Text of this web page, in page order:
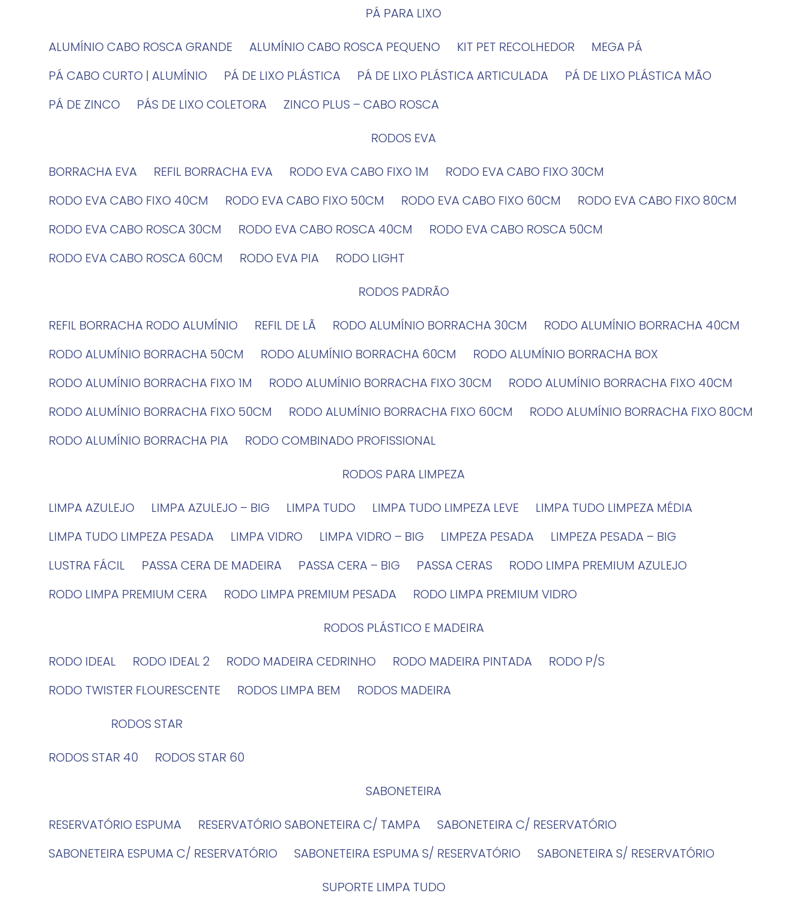
PÁ PARA LIXO
ALUMÍNIO CABO ROSCA GRANDE
ALUMÍNIO CABO ROSCA PEQUENO KIT PET RECOLHEDOR
MEGA PÁ
PÁ CABO CURTO | ALUMÍNIO
PÁ DE LIXO PLÁSTICA PÁ DE LIXO PLÁSTICA ARTICULADA
PÁ DE LIXO PLÁSTICA MÃO
PÁ DE ZINCO
PÁS DE LIXO COLETORA
ZINCO PLUS – CABO ROSCA
RODOS EVA
BORRACHA EVA
REFIL BORRACHA EVA RODO EVA CABO FIXO 1M
RODO EVA CABO FIXO 30CM
RODO EVA CABO FIXO 40CM
RODO EVA CABO FIXO 50CM RODO EVA CABO FIXO 60CM
RODO EVA CABO FIXO 80CM
RODO EVA CABO ROSCA 30CM
RODO EVA CABO ROSCA 40CM
RODO EVA CABO ROSCA 50CM
RODO EVA CABO ROSCA 60CM
RODO EVA PIA
RODO LIGHT
RODOS PADRÃO
REFIL BORRACHA RODO ALUMÍNIO
REFIL DE LÃ RODO ALUMÍNIO BORRACHA 30CM
RODO ALUMÍNIO BORRACHA 40CM
RODO ALUMÍNIO BORRACHA 50CM
RODO ALUMÍNIO BORRACHA 60CM
RODO ALUMÍNIO BORRACHA BOX
RODO ALUMÍNIO BORRACHA FIXO 1M
RODO ALUMÍNIO BORRACHA FIXO 30CM
RODO ALUMÍNIO BORRACHA FIXO 40CM
RODO ALUMÍNIO BORRACHA FIXO 50CM
RODO ALUMÍNIO BORRACHA FIXO 60CM
RODO ALUMÍNIO BORRACHA FIXO 80CM
RODO ALUMÍNIO BORRACHA PIA
RODO COMBINADO PROFISSIONAL
RODOS PARA LIMPEZA
LIMPA AZULEJO
LIMPA AZULEJO – BIG LIMPA TUDO LIMPA TUDO LIMPEZA LEVE
LIMPA TUDO LIMPEZA MÉDIA
LIMPA TUDO LIMPEZA PESADA
LIMPA VIDRO LIMPA VIDRO – BIG LIMPEZA PESADA
LIMPEZA PESADA – BIG
LUSTRA FÁCIL
PASSA CERA DE MADEIRA PASSA CERA – BIG PASSA CERAS
RODO LIMPA PREMIUM AZULEJO
RODO LIMPA PREMIUM CERA
RODO LIMPA PREMIUM PESADA
RODO LIMPA PREMIUM VIDRO
RODOS PLÁSTICO E MADEIRA
RODO IDEAL
RODO IDEAL 2 RODO MADEIRA CEDRINHO RODO MADEIRA PINTADA
RODO P/S
RODO TWISTER FLOURESCENTE
RODOS LIMPA BEM
RODOS MADEIRA
RODOS STAR
RODOS STAR 40
RODOS STAR 60
SABONETEIRA
RESERVATÓRIO ESPUMA
RESERVATÓRIO SABONETEIRA C/ TAMPA
SABONETEIRA C/ RESERVATÓRIO
SABONETEIRA ESPUMA C/ RESERVATÓRIO
SABONETEIRA ESPUMA S/ RESERVATÓRIO
SABONETEIRA S/ RESERVATÓRIO
SUPORTE LIMPA TUDO